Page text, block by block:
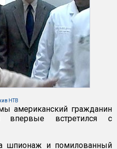
НТВ
американский гражданин
впервые встретился с
шпионаж и помилованный